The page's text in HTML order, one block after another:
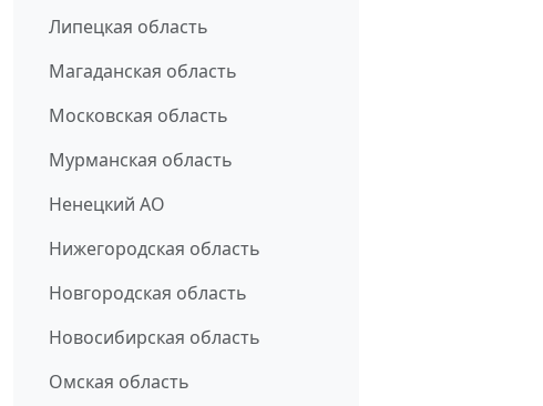
Липецкая область
Магаданская область
Московская область
Мурманская область
Ненецкий АО
Нижегородская область
Новгородская область
Новосибирская область
Омская область